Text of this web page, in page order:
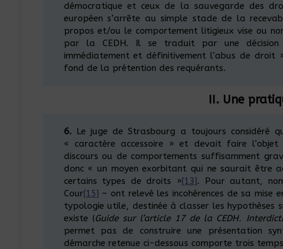
démocratique et ceux de la sauvegarde des
européen s’arrête au simple stade de la
propos et/ou le comportement litigieux vise ou
par la CEDH. Il se traduit par une décision
immédiatement et définitivement l’abus de droit
fond de la prétention des requérants.
II. Une
6.Le juge de Strasbourg a toujours considéré
« caractère accessoire » et devait faire l’objet
discours ou de comportements suffisamment
donc « un moyen exorbitant qui ne saurait être
certains types de droits »[13]. Pour autant,
Cour[15] – ont relevé les incohérences de sa
typologie utile, destinée à classer les hypothèses
existe (Guide sur l’article 17 de la CEDH.
permet pas de construire une présentation
démarche retenue ci-dessous comporte trois